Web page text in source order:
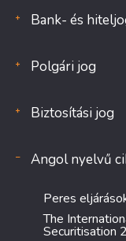
Bank- és
Polgári jog
Biztosítási jog
Angol nyelvű
Peres
The
Securitisation